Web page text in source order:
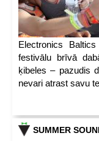
Electronics
festivālu brīvā
ķibeles – pazudis
nevari atrast savu
SUMMER